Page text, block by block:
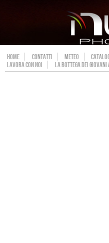
HOME CONTATTI METEO
LAVORA CON NOI
LA BOTTEGA DEI GIOVANI